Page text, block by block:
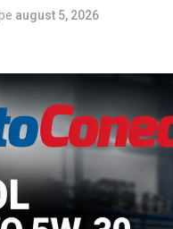
pe august 5, 2026